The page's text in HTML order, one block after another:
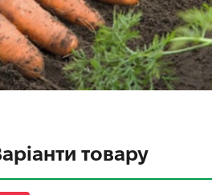
товару